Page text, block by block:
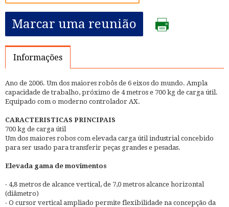
Marcar uma reunião
Informações
Ano de 2006. Um dos maiores robôs de 6 eixos do mundo. Ampla
capacidade de trabalho, próximo de 4 metros e 700 kg de carga útil.
Equipado com o moderno controlador AX.
CARACTERISTICAS PRINCIPAIS
700 kg de carga útil
Um dos maiores robos com elevada carga útil industrial concebido
para ser usado para transferir peças grandes e pesadas.
Elevada gama de movimentos
- 4,8 metros de alcance vertical, de 7,0 metros alcance horizontal
(diâmetro)
- O cursor vertical ampliado permite flexibilidade na concepção da